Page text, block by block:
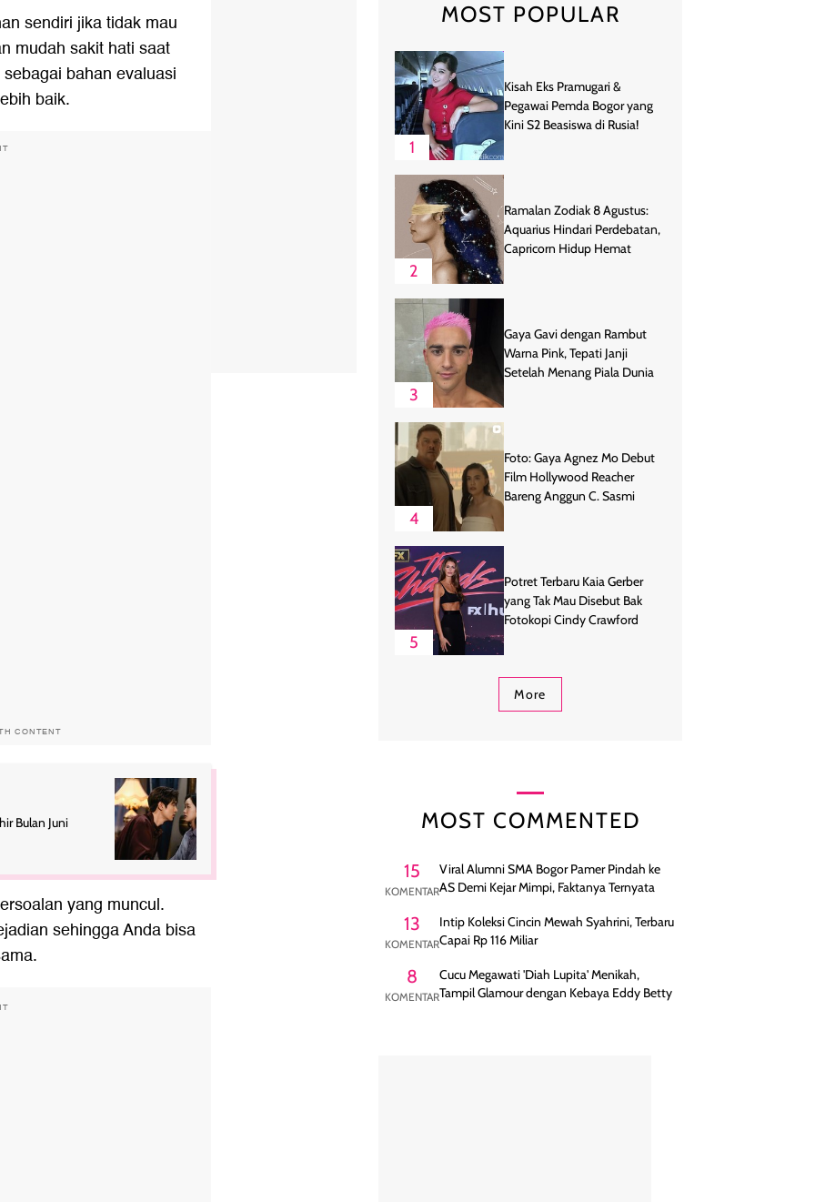
sendiri jika tidak mau
mudah sakit hati saat
bahan evaluasi
baik.
CONTENT
Bulan Juni
yang muncul.
sehingga Anda bisa
MOST POPULAR
1
Kisah Eks Pramugari &
Pegawai Pemda Bogor yang
Kini S2 Beasiswa di Rusia!
2
Ramalan Zodiak 8 Agustus:
Aquarius Hindari Perdebatan,
Capricorn Hidup Hemat
3
Gaya Gavi dengan Rambut
Warna Pink, Tepati Janji
Setelah Menang Piala Dunia
4
Foto: Gaya Agnez Mo Debut
Film Hollywood Reacher
Bareng Anggun C. Sasmi
5
Potret Terbaru Kaia Gerber
yang Tak Mau Disebut Bak
Fotokopi Cindy Crawford
More
MOST COMMENTED
15
KOMENTAR
Viral Alumni SMA Bogor Pamer Pindah ke
AS Demi Kejar Mimpi, Faktanya Ternyata
13
KOMENTAR
Intip Koleksi Cincin Mewah Syahrini, Terbaru
Capai Rp 116 Miliar
8
KOMENTAR
Cucu Megawati 'Diah Lupita' Menikah,
Tampil Glamour dengan Kebaya Eddy Betty